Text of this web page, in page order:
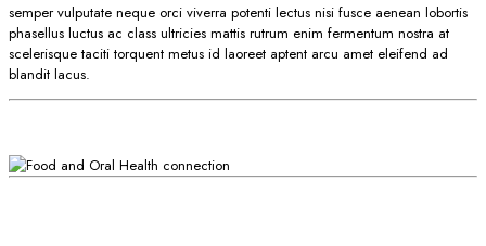
semper vulputate neque orci viverra potenti lectus nisi fusce aenean lobortis
phasellus luctus ac class ultricies mattis rutrum enim fermentum nostra at
scelerisque taciti torquent metus id laoreet aptent arcu amet eleifend ad
blandit lacus.